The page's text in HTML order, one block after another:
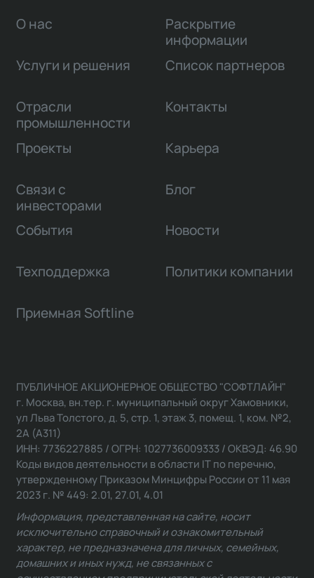
О нас
Услуги и решения
Отрасли
промышленности
Проекты
Связи с
инвесторами
Раскрытие
информации
Список партнеров
Контакты
Карьера
Блог
События Новости
Техподдержка Политики компании
Приемная Softline
ПУБЛИЧНОЕ АКЦИОНЕРНОЕ ОБЩЕСТВО "СОФТЛАЙН"
г. Москва, вн.тер. г. муниципальный округ Хамовники,
ул Льва Толстого, д. 5, стр. 1, этаж 3, помещ. 1, ком. №2,
2А (А311)
ИНН: 7736227885 / ОГРН: 1027736009333 / ОКВЭД: 46.90
Коды видов деятельности в области IT по перечню,
утвержденному Приказом Минцифры России от 11 мая
2023 г. № 449: 2.01, 27.01, 4.01
Информация, представленная на сайте, носит
исключительно справочный и ознакомительный
характер, не предназначена для личных, семейных,
домашних и иных нужд, не связанных с